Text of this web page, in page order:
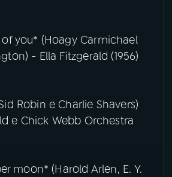
you* (Hoagy Carmichael
- Ella Fitzgerald (1956)
Robin e Charlie Shavers)
e Chick Webb Orchestra
moon* (Harold Arlen, E. Y.